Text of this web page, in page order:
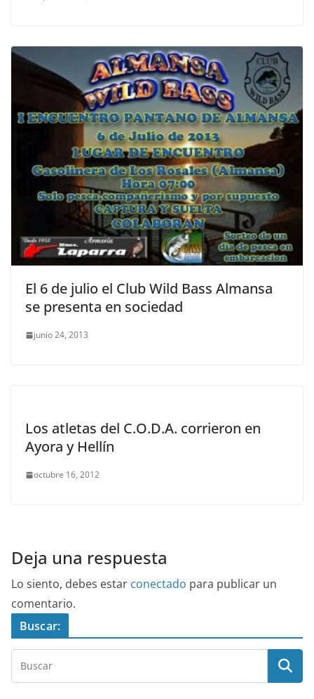
El 6 de julio el Club Wild Bass Almansa
se presenta en sociedad
junio 24, 2013
Los atletas del C.O.D.A. corrieron en
Ayora y Hellín
octubre 16, 2012
Deja una respuesta
Lo siento, debes estar conectado para publicar un
comentario.
Buscar: